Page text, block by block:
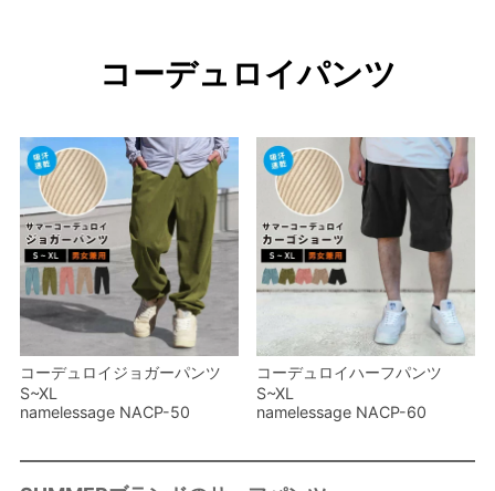
コーデュロイパンツ
コーデュロイジョガーパンツ
S~XL
namelessage NACP-50
コーデュロイハーフパンツ
S~XL
namelessage NACP-60